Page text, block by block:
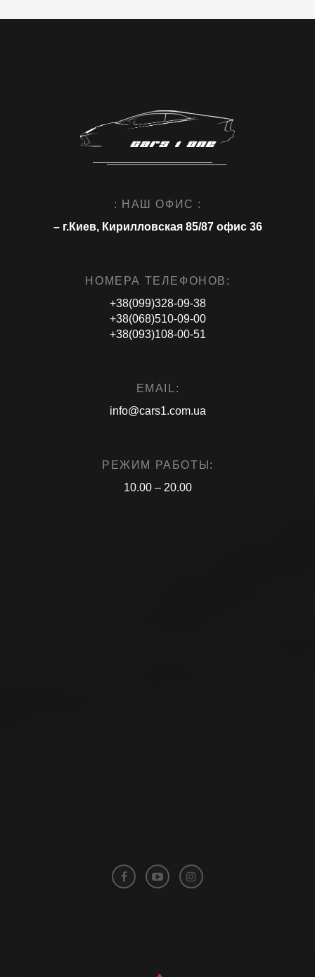
: НАШ ОФИС :
– г.Киев, Кирилловская 85/87 офис 36
НОМЕРА ТЕЛЕФОНОВ:
+38(099)328-09-38
+38(068)510-09-00
+38(093)108-00-51
EMAIL:
info@cars1.com.ua
РЕЖИМ РАБОТЫ:
10.00 – 20.00